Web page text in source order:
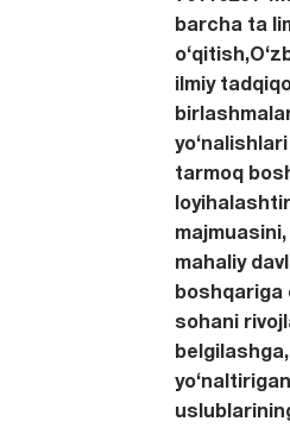
barcha ta
ilmiy
tarmoq
mahaliy
boshqariga
sohani